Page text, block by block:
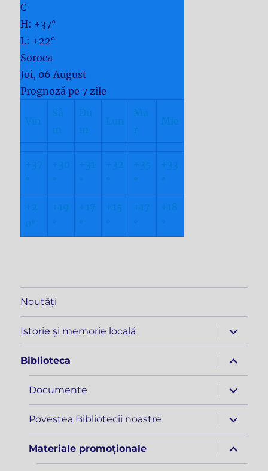
C
H: +37°
L: +22°
Soroca
Joi, 06 August
Prognoză pe 7 zile
Vin
Sâ
m
Du
m
Lun
Ma
r
Mie
+ 37
°
+ 30
°
+ 31
°
+ 32
°
+ 35
°
+ 33
°
+2
0°
+19
°
+17
°
+15
°
+17
°
+18
°
Noutăți
Istorie și memorie locală
extinde
meniul
copil
Biblioteca
extinde
meniul
copil
Documente
extinde
meniul
copil
Povestea Bibliotecii noastre
extinde
meniul
copil
Materiale promoționale
extinde
meniul
copil